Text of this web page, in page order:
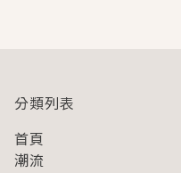
分類列表
首頁
潮流